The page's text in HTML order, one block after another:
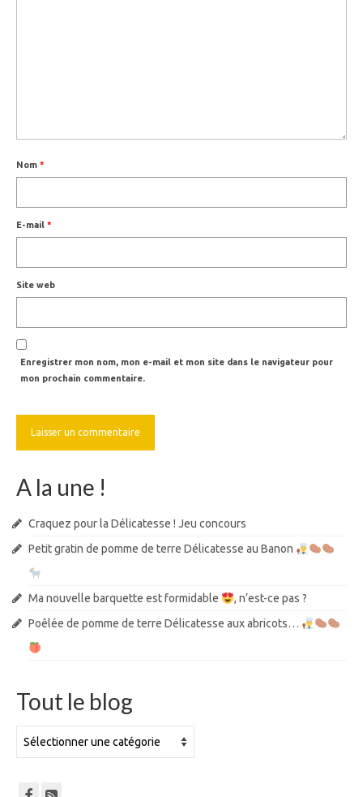
Nom *
E-mail *
Site web
Enregistrer mon nom, mon e-mail et mon site dans le navigateur pour
mon prochain commentaire.
A la une !
Craquez pour la Délicatesse ! Jeu concours
Petit gratin de pomme de terre Délicatesse au Banon
Ma nouvelle barquette est formidable
, n’est-ce pas ?
Poêlée de pomme de terre Délicatesse aux abricots…
Tout le blog
le